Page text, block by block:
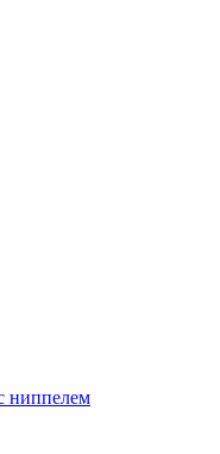
ниппелем